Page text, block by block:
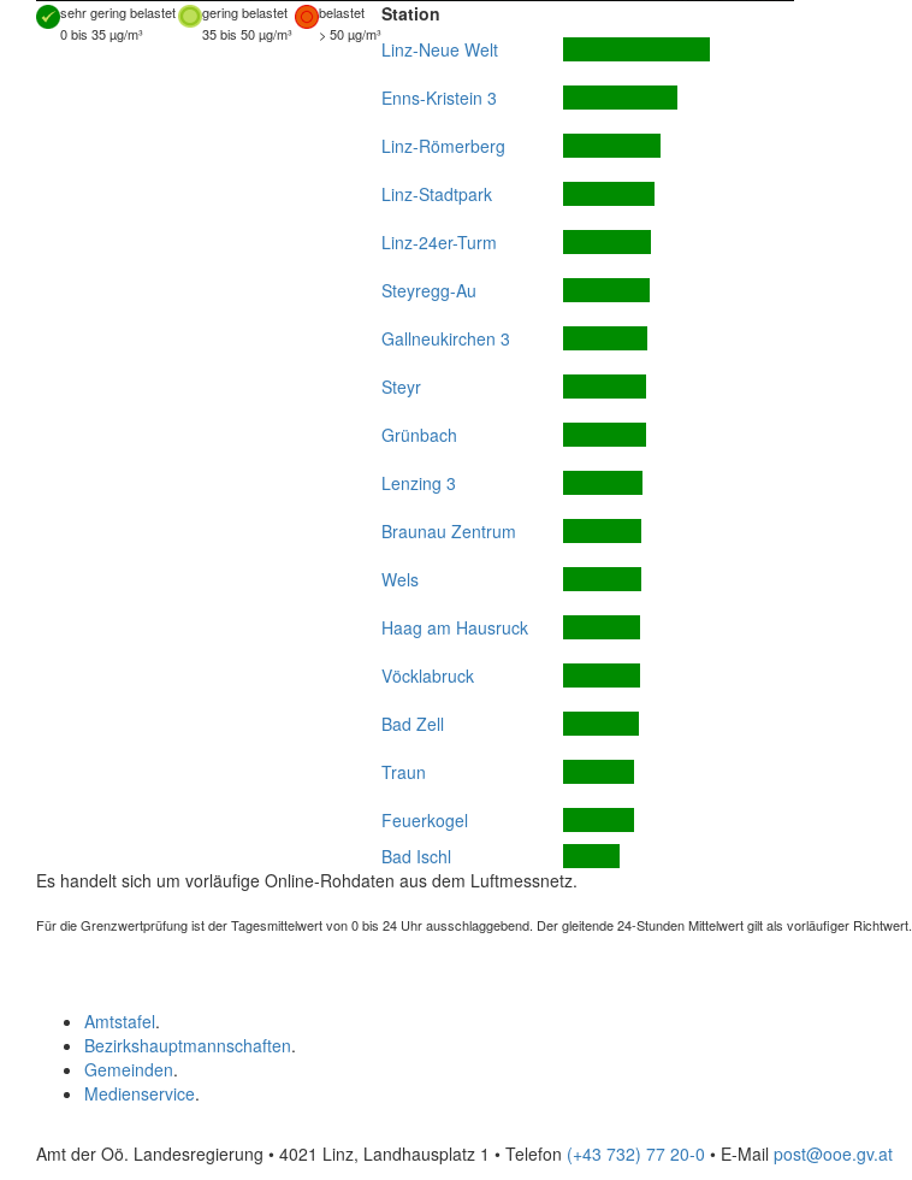
sehr gering belastet gering belastet
belastet
0 bis 35 µg/m³
35 bis 50 µg/m³ > 50 µg/m³
Station
Linz-Neue Welt
Enns-Kristein 3
Linz-Römerberg
Linz-Stadtpark
Linz-24er-Turm
Steyregg-Au
Gallneukirchen 3
Steyr
Grünbach
Lenzing 3
Braunau Zentrum
Wels
Haag am Hausruck
Vöcklabruck
Bad Zell
Traun
Feuerkogel
Bad Ischl
Es handelt sich um vorläufige Online-Rohdaten aus dem Luftmessnetz.
Für die Grenzwertprüfung ist der Tagesmittelwert von 0 bis 24 Uhr ausschlaggebend. Der gleitende 24-Stunden Mittelwert gilt als vorläufiger Richtwert.
Amtstafel.
Bezirkshauptmannschaften.
Gemeinden.
Medienservice.
Amt der Oö. Landesregierung • 4021 Linz, Landhausplatz 1 • Telefon (+43 732) 77 20-0 • E-Mail post@ooe.gv.at